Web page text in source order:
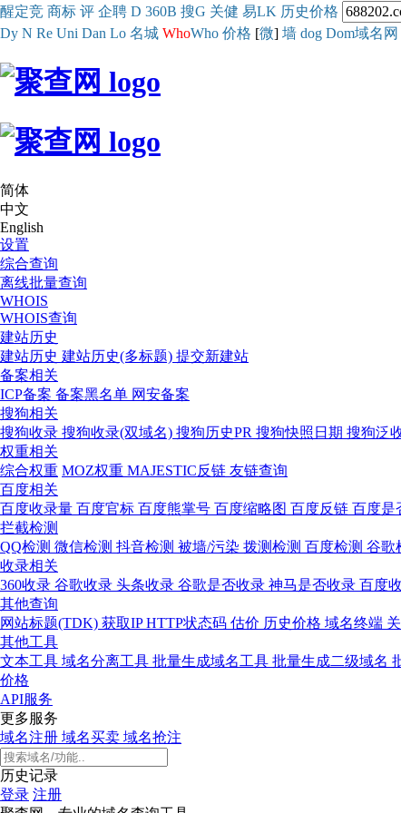
醒定竞 商标 评 企聘 D 360B 搜G 关健 易LK 历史价格
Dy N Re Uni Dan Lo 名城 WhoWho 价格 [微] 墙 dog Dom域名网